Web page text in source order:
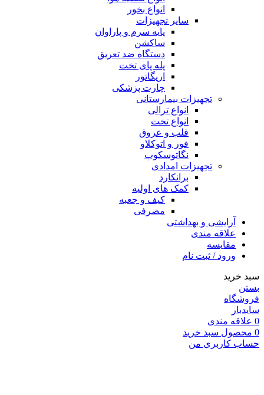
انواع بخور
سایر تجهیزات
پایه سرم و پاراوان
ساکشن
دستگاه ضد تعریق
پله پای تخت
اریگاتور
چارت پزشکی
تجهیزات بیمارستانی
انواع ترالی
انواع تخت
قلب و عروق
فور و اتوکلاو
نگاتوسکوپ
تجهیزات امدادی
برانکارد
کمک های اولیه
کیف و جعبه
مصرفی
آرایشی و بهداشتی
علاقه مندی
مقایسه
ورود / ثبت نام
سبد خرید
بستن
فروشگاه
سایدبار
0 علاقه مندی
0 محصول سبد خرید
حساب کاربری من